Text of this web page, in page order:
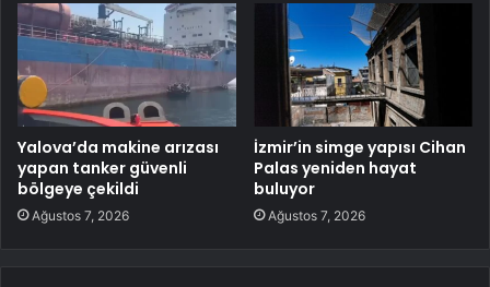
Yalova’da makine arızası
yapan tanker güvenli
bölgeye çekildi
Ağustos 7, 2026
İzmir’in simge yapısı Cihan
Palas yeniden hayat
buluyor
Ağustos 7, 2026